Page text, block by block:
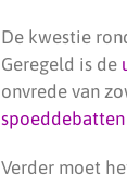
De kwestie
Geregeld is de
onvrede van
spoeddebatten
Verder moet